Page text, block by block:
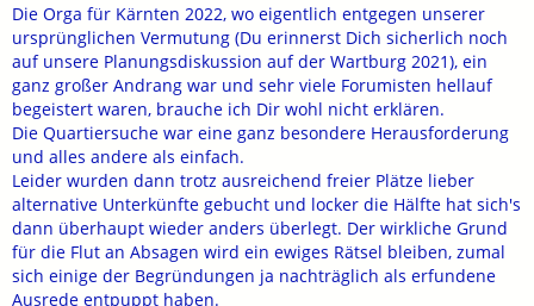
Die Orga für Kärnten 2022, wo eigentlich entgegen unserer
ursprünglichen Vermutung (Du erinnerst Dich sicherlich noch
auf unsere Planungsdiskussion auf der Wartburg 2021), ein
ganz großer Andrang war und sehr viele Forumisten hellauf
begeistert waren, brauche ich Dir wohl nicht erklären.
Die Quartiersuche war eine ganz besondere Herausforderung
und alles andere als einfach.
Leider wurden dann trotz ausreichend freier Plätze lieber
alternative Unterkünfte gebucht und locker die Hälfte hat sich's
dann überhaupt wieder anders überlegt. Der wirkliche Grund
für die Flut an Absagen wird ein ewiges Rätsel bleiben, zumal
sich einige der Begründungen ja nachträglich als erfundene
Ausrede entpuppt haben.